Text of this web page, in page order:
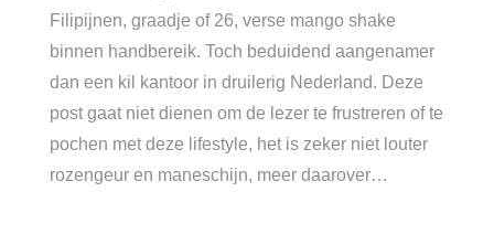
Filipijnen, graadje of 26, verse mango shake
binnen handbereik. Toch beduidend aangenamer
dan een kil kantoor in druilerig Nederland. Deze
post gaat niet dienen om de lezer te frustreren of te
pochen met deze lifestyle, het is zeker niet louter
rozengeur en maneschijn, meer daarover…